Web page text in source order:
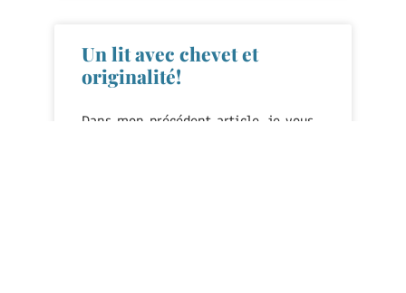
Un lit avec chevet et
originalité!
Dans mon précédent article, je vous